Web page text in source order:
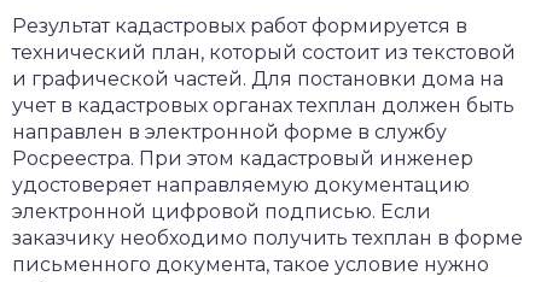
Результат кадастровых работ формируется в
технический план, который состоит из текстовой
и графической частей. Для постановки дома на
учет в кадастровых органах техплан должен быть
направлен в электронной форме в службу
Росреестра. При этом кадастровый инженер
удостоверяет направляемую документацию
электронной цифровой подписью. Если
заказчику необходимо получить техплан в форме
письменного документа, такое условие нужно